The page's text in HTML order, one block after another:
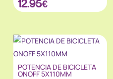
12.95€
POTENCIA DE BICICLETA
ONOFF 5X110MM